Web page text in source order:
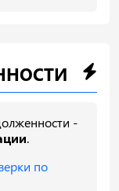
-
.
по